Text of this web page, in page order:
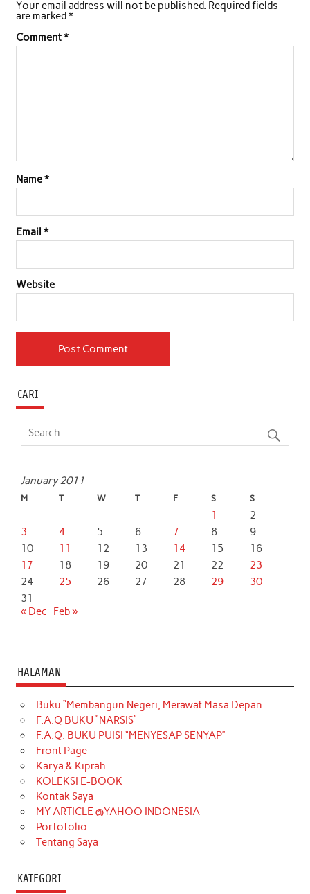
Your email address will not be published. Required fields
are marked *
Comment*
Name*
Email *
Website
CARI
January 2011
M T W T F S S
1
2
3
4 5 6 7 8
9
10
11 12 13 14 15
16
17
18 19 20 21 22
23
24
25 26 27 28 29
30
31
« Dec
Feb »
HALAMAN
Buku “Membangun Negeri, Merawat Masa Depan
F.A.Q BUKU “NARSIS”
F.A.Q. BUKU PUISI “MENYESAP SENYAP”
Front Page
Karya & Kiprah
KOLEKSI E-BOOK
Kontak Saya
MY ARTICLE @YAHOO INDONESIA
Portofolio
Tentang Saya
KATEGORI